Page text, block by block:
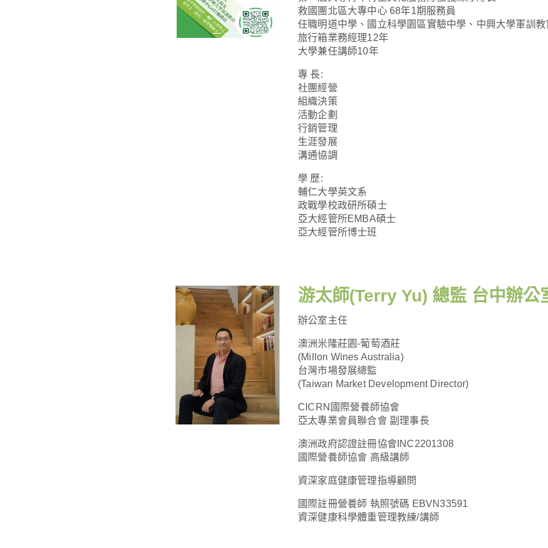
救國團北區大專中心 68年1期服務員
任職明道中學、國立科學園區實驗中學、中興大學軍訓教
旅行箱業務經理12年
大學兼任講師10年
專 長:
社團經營
組織決策
活動企劃
行銷管理
生涯發展
溝通協調
學 歷:
輔仁大學英文系
政戰學校政研所碩士
亞大經管所EMBA碩士
亞大經管所博士班
游太師(Terry Yu) 總監 台中辦公
辦公室主任
澳洲米隆莊園-葡萄酒莊
(Millon Wines Australia)
台灣市場發展總監
(Taiwan Market Development Director)
CICRN國際營養師協會
亞太專業會員聯合會 副理事長
澳洲政府認證註冊協會INC2201308
國際營養師協會 高級講師
資深家庭健康管理指導顧問
國際註冊營養師 執照號碼 EBVN33591
資深健康科學體重管理教練/講師